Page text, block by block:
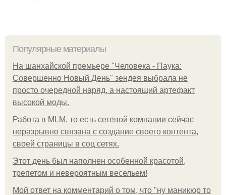
Популярные материалы
На шанхайской премьере "Человека - Паука:
Совершенно Новый День" зендея выбрала не
просто очередной наряд, а настоящий артефакт
высокой моды.
Работа в MLM, то есть сетевой компании сейчас
неразрывно связана с создание своего контента,
своей страницы в соц сетях.
Этот день был наполнен особенной красотой,
трепетом и невероятным весельем!
Мой ответ на комментарий о том, что "ну маникюр то